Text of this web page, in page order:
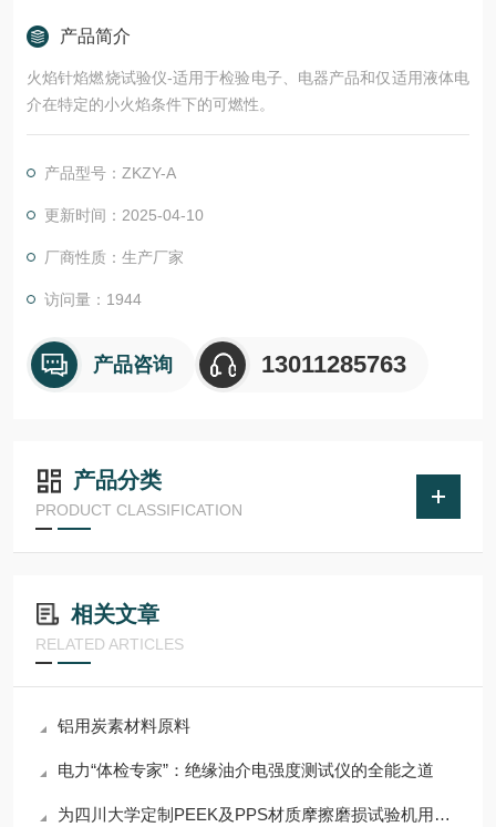
产品简介
火焰针焰燃烧试验仪-适用于检验电子、电器产品和仅适用液体电
介在特定的小火焰条件下的可燃性。
产品型号：ZKZY-A
更新时间：2025-04-10
厂商性质：生产厂家
访问量：1944
产品咨询 13011285763
产品分类
PRODUCT CLASSIFICATION
相关文章
RELATED ARTICLES
铝用炭素材料原料
电力“体检专家”：绝缘油介电强度测试仪的全能之道
为四川大学定制PEEK及PPS材质摩擦磨损试验机用摩擦环